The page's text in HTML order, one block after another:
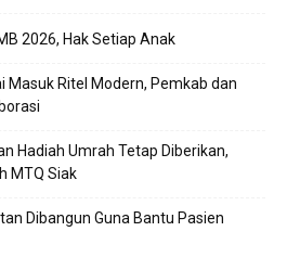
2026, Hak Setiap Anak
Masuk Ritel Modern, Pemkab dan
Hadiah Umrah Tetap Diberikan,
MTQ Siak
Dibangun Guna Bantu Pasien